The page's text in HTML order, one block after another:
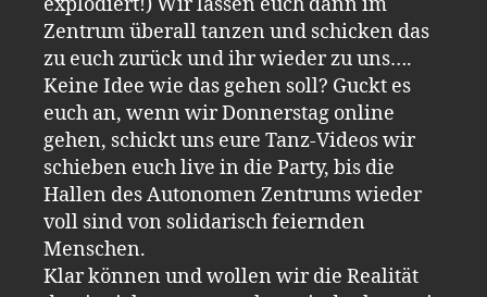
Zentrum überall tanzen und schicken das
zu euch zurück und ihr wieder zu uns….
Keine Idee wie das gehen soll? Guckt es
euch an, wenn wir Donnerstag online
gehen, schickt uns eure Tanz-Videos wir
schieben euch live in die Party, bis die
Hallen des Autonomen Zentrums wieder
voll sind von solidarisch feiernden
Menschen.
Klar können und wollen wir die Realität